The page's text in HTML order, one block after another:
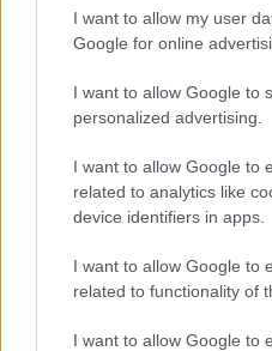
I want to allow my user
Google for online
I want to allow Google to
personalized advertising.
I want to allow Google to
related to analytics like
device identifiers in apps.
I want to allow Google to
related to functionality of
I want to allow Google to
Itt állíthatod be,
között legyen a
Link
CÍMKÉK: #MAGYAR FOCI